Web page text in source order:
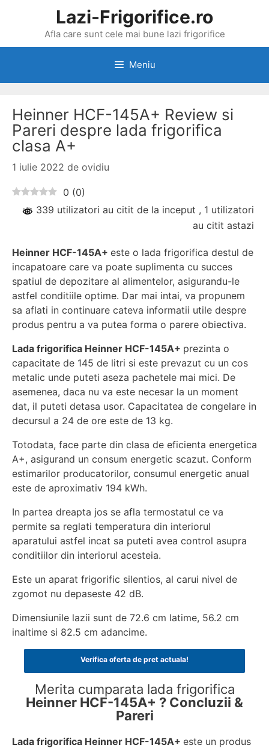
Lazi-Frigorifice.ro
Afla care sunt cele mai bune lazi frigorifice
Meniu
Heinner HCF-145A+ Review si
Pareri despre lada frigorifica
clasa A+
1 iulie 2022 de ovidiu
0 (0)
339 utilizatori au citit de la inceput , 1 utilizatori
au citit astazi
Heinner HCF-145A+ este o lada frigorifica destul de
incapatoare care va poate suplimenta cu succes
spatiul de depozitare al alimentelor, asigurandu-le
astfel conditiile optime. Dar mai intai, va propunem
sa aflati in continuare cateva informatii utile despre
produs pentru a va putea forma o parere obiectiva.
Lada frigorifica Heinner HCF-145A+ prezinta o
capacitate de 145 de litri si este prevazut cu un cos
metalic unde puteti aseza pachetele mai mici. De
asemenea, daca nu va este necesar la un moment
dat, il puteti detasa usor. Capacitatea de congelare in
decursul a 24 de ore este de 13 kg.
Totodata, face parte din clasa de eficienta energetica
A+, asigurand un consum energetic scazut. Conform
estimarilor producatorilor, consumul energetic anual
este de aproximativ 194 kWh.
In partea dreapta jos se afla termostatul ce va
permite sa reglati temperatura din interiorul
aparatului astfel incat sa puteti avea control asupra
conditiilor din interiorul acesteia.
Este un aparat frigorific silentios, al carui nivel de
zgomot nu depaseste 42 dB.
Dimensiunile lazii sunt de 72.6 cm latime, 56.2 cm
inaltime si 82.5 cm adancime.
Verifica oferta de pret actuala!
Merita cumparata lada frigorifica
Heinner HCF-145A+ ? Concluzii &
Pareri
Lada frigorifica Heinner HCF-145A+ este un produs